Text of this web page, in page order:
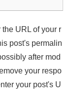
URL of your r
post's permalin
after mod
your respo
your post's U